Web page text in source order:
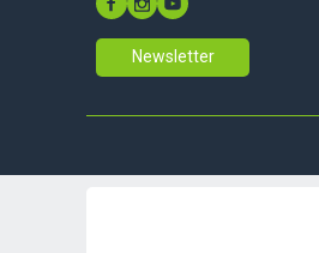
Newsletter